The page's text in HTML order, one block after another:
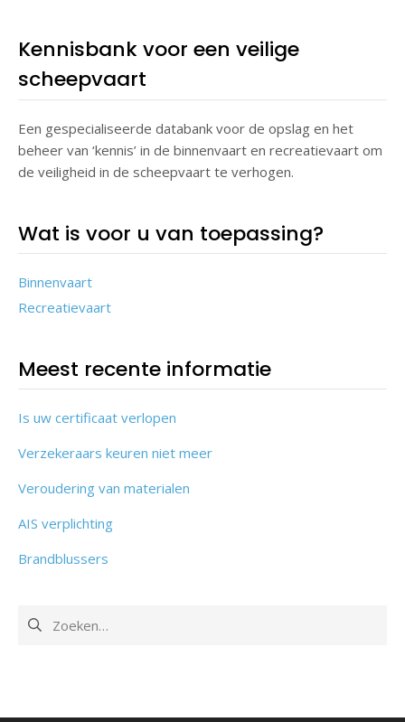
Kennisbank voor een veilige
scheepvaart
Een gespecialiseerde databank voor de opslag en het
beheer van ‘kennis’ in de binnenvaart en recreatievaart om
de veiligheid in de scheepvaart te verhogen.
Wat is voor u van toepassing?
Binnenvaart
Recreatievaart
Meest recente informatie
Is uw certificaat verlopen
Verzekeraars keuren niet meer
Veroudering van materialen
AIS verplichting
Brandblussers